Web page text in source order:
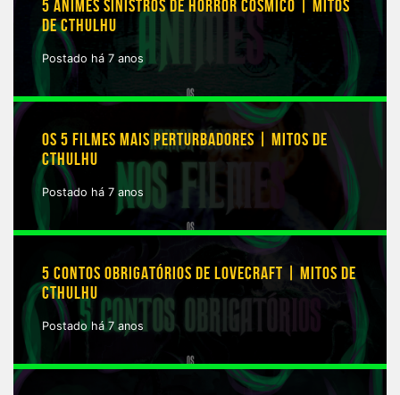
5 ANIMES SINISTROS DE HORROR CÓSMICO | MITOS
DE CTHULHU
Postado há 7 anos
OS 5 FILMES MAIS PERTURBADORES | MITOS DE
CTHULHU
Postado há 7 anos
5 CONTOS OBRIGATÓRIOS DE LOVECRAFT | MITOS DE
CTHULHU
Postado há 7 anos